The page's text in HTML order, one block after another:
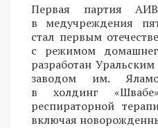
Первая партия
в медучреждения
стал первым
с режимом
разработан
заводом им.
в холдинг
респираторной
включая